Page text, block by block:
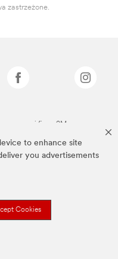
to enhance site
you advertisements
Cookies
zastrzeżone.
firmy 3M.